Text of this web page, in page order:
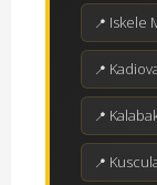
Iskele